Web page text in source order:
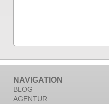
NAVIGATION
BLOG
AGENTUR